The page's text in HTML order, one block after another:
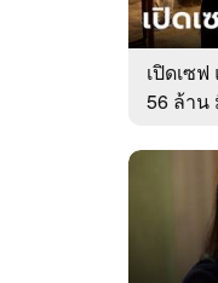
เปิดเซ
56 ล้าน